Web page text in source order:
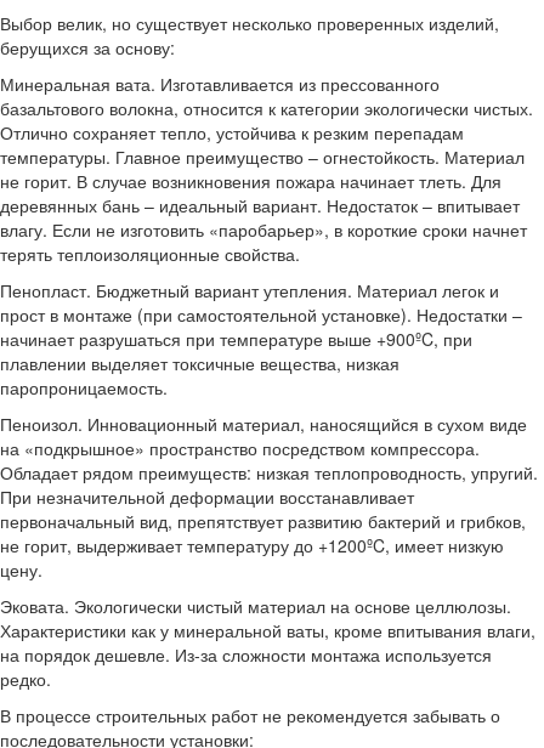
Выбор велик, но существует несколько проверенных изделий,
берущихся за основу:
Минеральная вата. Изготавливается из прессованного
базальтового волокна, относится к категории экологически чистых.
Отлично сохраняет тепло, устойчива к резким перепадам
температуры. Главное преимущество – огнестойкость. Материал
не горит. В случае возникновения пожара начинает тлеть. Для
деревянных бань – идеальный вариант. Недостаток – впитывает
влагу. Если не изготовить «паробарьер», в короткие сроки начнет
терять теплоизоляционные свойства.
Пенопласт. Бюджетный вариант утепления. Материал легок и
прост в монтаже (при самостоятельной установке). Недостатки –
начинает разрушаться при температуре выше +900ºC, при
плавлении выделяет токсичные вещества, низкая
паропроницаемость.
Пеноизол. Инновационный материал, наносящийся в сухом виде
на «подкрышное» пространство посредством компрессора.
Обладает рядом преимуществ: низкая теплопроводность, упругий.
При незначительной деформации восстанавливает
первоначальный вид, препятствует развитию бактерий и грибков,
не горит, выдерживает температуру до +1200ºC, имеет низкую
цену.
Эковата. Экологически чистый материал на основе целлюлозы.
Характеристики как у минеральной ваты, кроме впитывания влаги,
на порядок дешевле. Из-за сложности монтажа используется
редко.
В процессе строительных работ не рекомендуется забывать о
последовательности установки: